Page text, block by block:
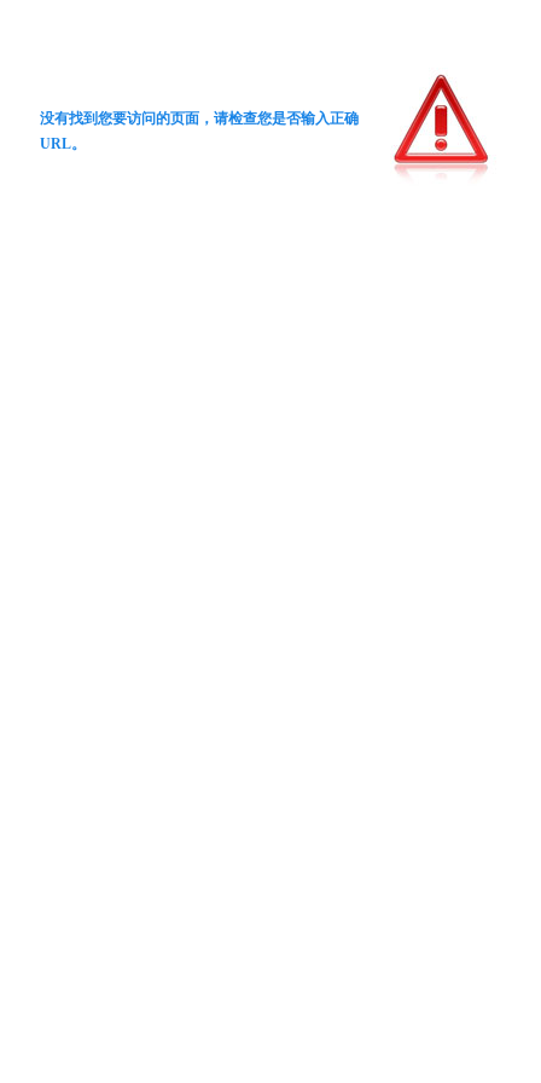
没有找到您要访问的页面，请检查您是否输入正确
URL。